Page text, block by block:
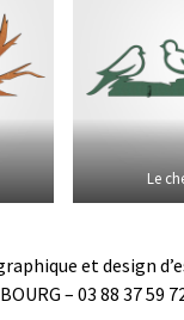
Le
et design
– 03 88 37 59